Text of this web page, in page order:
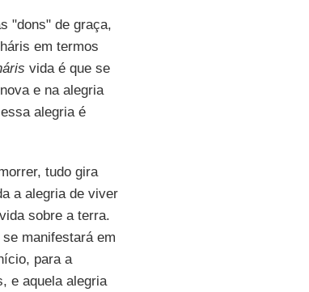
"dons" de graça,
em termos
vida é que se
e na alegria
alegria é
tudo gira
a alegria de viver
sobre a terra.
manifestará em
para a
e aquela alegria